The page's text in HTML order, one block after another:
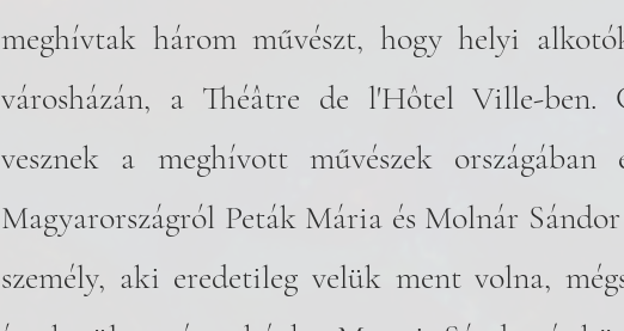
meghívtak három művészt, hogy helyi
városházán, a Théâtre de l'Hôtel Ville-ben.
vesznek a meghívott művészek
Magyarországról Peták Mária és Molnár
személy, aki eredetileg velük ment volna,